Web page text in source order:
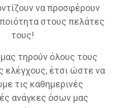
να προσφέρουν
στους πελάτες
τους!
τηρούν όλους τους
ελέγχους, έτσι ώστε να
τις καθημερινές
ανάγκες όσων μας